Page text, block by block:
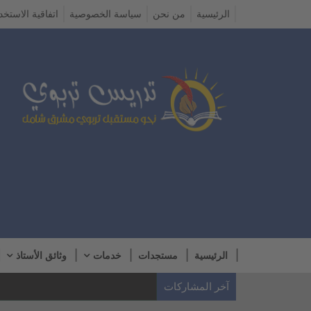
الرئيسية من نحن سياسة الخصوصية اتفاقية
الرئيسية مستجدات خدمات وثائق الأستاذ
آخر المشاركات